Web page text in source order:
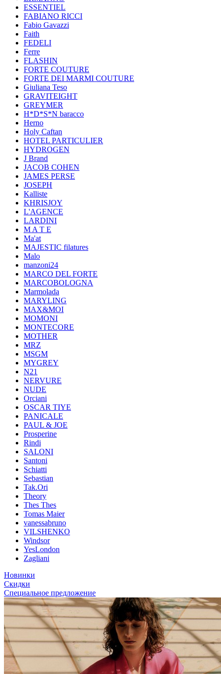
ESSENTIEL
FABIANO RICCI
Fabio Gavazzi
Faith
FEDELI
Ferre
FLASHIN
FORTE COUTURE
FORTE DEI MARMI COUTURE
Giuliana Teso
GRAVITEIGHT
GREYMER
H*D*S*N baracco
Herno
Holy Caftan
HOTEL PARTICULIER
HYDROGEN
J Brand
JACOB COHEN
JAMES PERSE
JOSEPH
Kalliste
KHRISJOY
L'AGENCE
LARDINI
M A T E
Ma'at
MAJESTIC filatures
Malo
manzoni24
MARCO DEL FORTE
MARCOBOLOGNA
Marmolada
MARYLING
MAX&MOI
MOMONI
MONTECORE
MOTHER
MRZ
MSGM
MYGREY
N21
NERVURE
NUDE
Orciani
OSCAR TIYE
PANICALE
PAUL & JOE
Prosperine
Rindi
SALONI
Santoni
Schiatti
Sebastian
Tak.Ori
Theory
Thes Thes
Tomas Maier
vanessabruno
VILSHENKO
Windsor
YesLondon
Zagliani
Новинки
Скидки
Специальное предложение